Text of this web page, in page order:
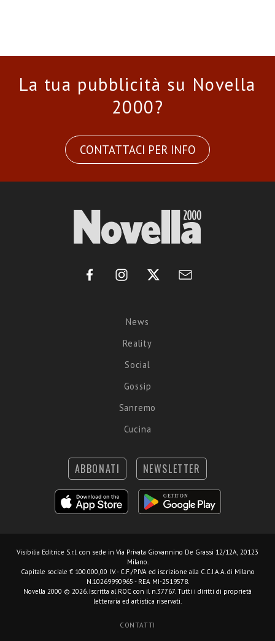
La tua pubblicità su Novella
2000?
CONTATTACI PER INFO
News
Reality
Social
Gossip
Sanremo
Cucina
ABBONATI NEWSLETTER
Visibilia Editrice S.r.l. con sede in Via Privata Giovannino De Grassi 12/12A, 20123
Milano.
Capitale sociale € 100.000,00 I.V. - C.F./P.IVA ed iscrizione alla C.C.I.A.A. di Milano
N.10269990965 - REA MI-2519578.
Novella 2000 © 2026. Iscritta al ROC con il n.37767. Tutti i diritti di proprietà
letteraria ed artistica riservati.
CONTATTI